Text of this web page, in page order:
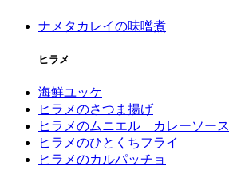
ナメタカレイの味噌煮
ヒラメ
海鮮ユッケ
ヒラメのさつま揚げ
ヒラメのムニエル カレーソース
ヒラメのひとくちフライ
ヒラメのカルパッチョ